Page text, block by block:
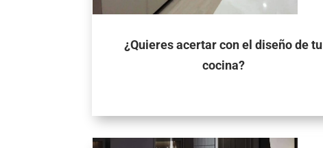
¿Quieres acertar con el diseño de tu
cocina?